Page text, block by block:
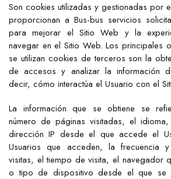
Son cookies utilizadas y gestionadas por
proporcionan a Bus-bus servicios
para mejorar el Sitio Web y la
navegar en el Sitio Web. Los principales
se utilizan cookies de terceros son la
de accesos y analizar la información
decir, cómo interactúa el Usuario con el
La información que se obtiene se
número de páginas visitadas, el
dirección IP desde el que accede el
Usuarios que acceden, la frecuencia
visitas, el tiempo de visita, el navegador
o tipo de dispositivo desde el que se